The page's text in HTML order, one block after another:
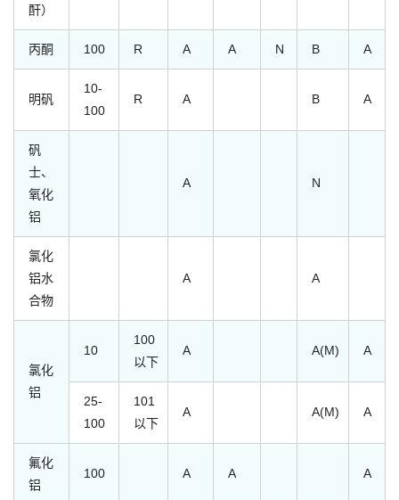
酐）
丙酮 100 R A A N B A
明矾
10-
100
R A B A
矾
士、
氧化
铝
A N
氯化
铝水
合物
A A
氯化
铝
10
100
以下
A A(M) A
25-
100
101
以下
A A(M) A
氟化
铝
100 A A A